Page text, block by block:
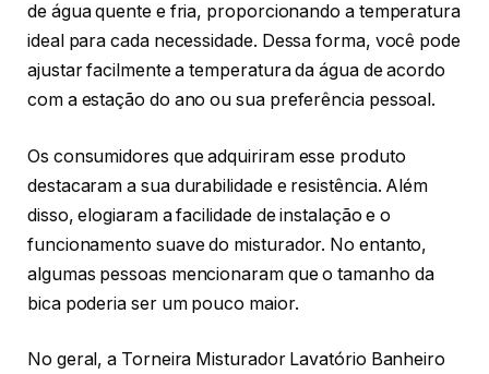
de água quente e fria, proporcionando a temperatura
ideal para cada necessidade. Dessa forma, você pode
ajustar facilmente a temperatura da água de acordo
com a estação do ano ou sua preferência pessoal.
Os consumidores que adquiriram esse produto
destacaram a sua durabilidade e resistência. Além
disso, elogiaram a facilidade de instalação e o
funcionamento suave do misturador. No entanto,
algumas pessoas mencionaram que o tamanho da
bica poderia ser um pouco maior.
No geral, a Torneira Misturador Lavatório Banheiro